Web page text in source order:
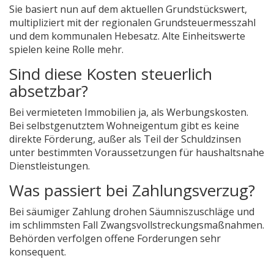
Sie basiert nun auf dem aktuellen Grundstückswert,
multipliziert mit der regionalen Grundsteuermesszahl
und dem kommunalen Hebesatz. Alte Einheitswerte
spielen keine Rolle mehr.
Sind diese Kosten steuerlich
absetzbar?
Bei vermieteten Immobilien ja, als Werbungskosten.
Bei selbstgenutztem Wohneigentum gibt es keine
direkte Förderung, außer als Teil der Schuldzinsen
unter bestimmten Voraussetzungen für haushaltsnahe
Dienstleistungen.
Was passiert bei Zahlungsverzug?
Bei säumiger Zahlung drohen Säumniszuschläge und
im schlimmsten Fall Zwangsvollstreckungsmaßnahmen.
Behörden verfolgen offene Forderungen sehr
konsequent.